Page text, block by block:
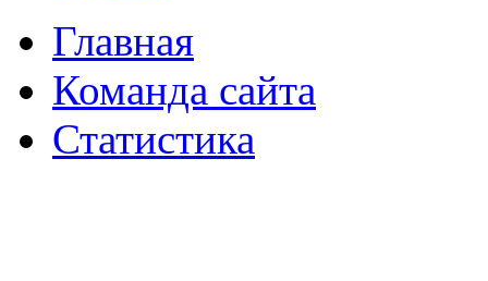
Главная
Команда сайта
Статистика